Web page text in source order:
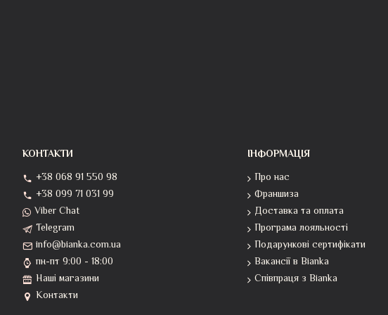
КОНТАКТИ
+38 068 91 550 98
+38 099 71 031 99
Viber Chat
Telegram
info@bianka.com.ua
пн-пт 9:00 - 18:00
Наші магазини
Контакти
ІНФОРМАЦІЯ
Про нас
Франшиза
Доставка та оплата
Програма лояльності
Подарункові сертифікати
Вакансії в Bianka
Співпраця з Bianka